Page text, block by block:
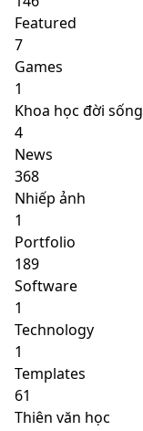
Featured
7
Games
1
Khoa học đời sống
4
News
368
Nhiếp ảnh
1
Portfolio
189
Software
1
Technology
1
Templates
61
Thiên văn học